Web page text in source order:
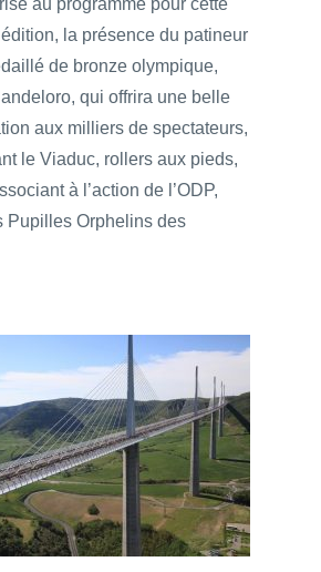
au programme pour cette
la présence du patineur
de bronze olympique,
qui offrira une belle
aux milliers de spectateurs,
le Viaduc, rollers aux pieds,
à l’action de l’ODP,
Orphelins des